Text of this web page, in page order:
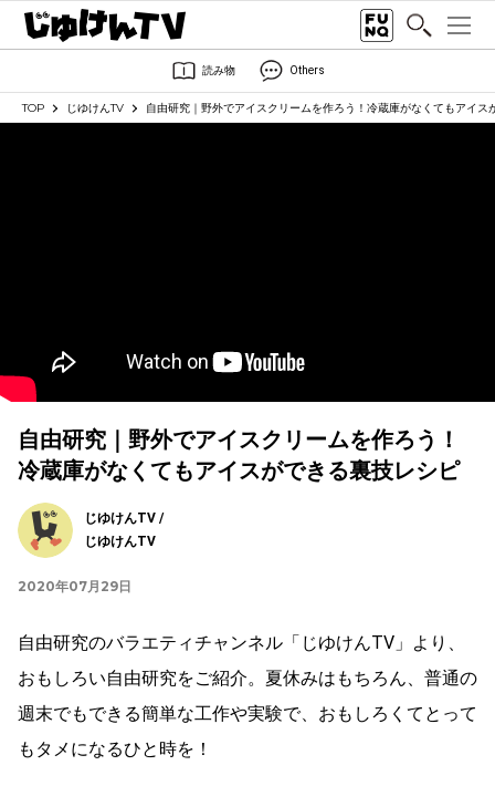
読み物 Others
TOP じゆけんTV 自由研究｜野外でアイスクリームを作ろう！冷蔵庫がなくてもアイス
自由研究｜野外でアイスクリームを作ろう！
冷蔵庫がなくてもアイスができる裏技レシピ
じゆけんTV /
じゆけんTV
2020年07月29日
自由研究のバラエティチャンネル「じゆけんTV」より、
おもしろい自由研究をご紹介。夏休みはもちろん、普通の
週末でもできる簡単な工作や実験で、おもしろくてとって
もタメになるひと時を！